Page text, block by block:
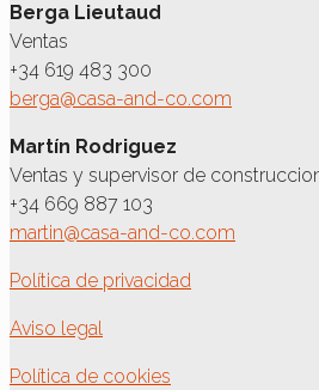
Berga Lieutaud
Ventas
+34 619 483 300
berga@casa-and-co.com
Martín Rodriguez
Ventas y supervisor de
+34 669 887 103
martin@casa-and-co.com
Política de privacidad
Aviso legal
Política de cookies